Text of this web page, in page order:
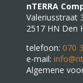
nTERRA
Valeriusstraat
2517 HN Den
telefoon: 070
e-mail:
Algemene